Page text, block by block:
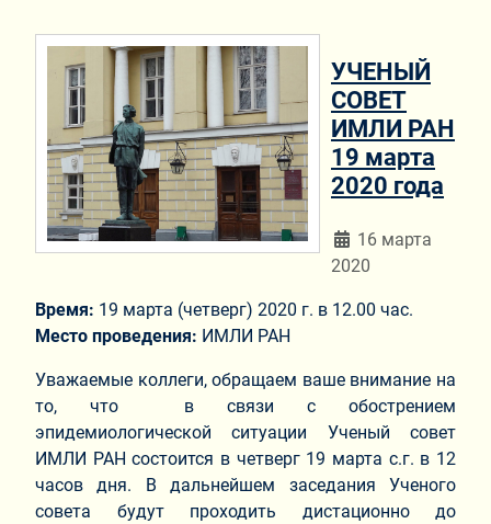
УЧЕНЫЙ
СОВЕТ
ИМЛИ РАН
19 марта
2020 года
Информация о
16 марта
2020
Время: 19 марта (четверг) 2020 г. в 12.00 час.
Место проведения: ИМЛИ РАН
Уважаемые коллеги, обращаем ваше внимание на
то, что в связи с обострением
эпидемиологической ситуации Ученый совет
ИМЛИ РАН состоится в четверг 19 марта с.г. в 12
часов дня. В дальнейшем заседания Ученого
совета будут проходить дистационно до